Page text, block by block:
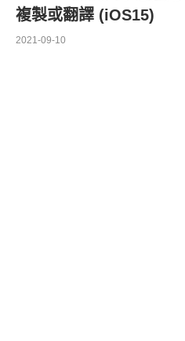
複製或翻譯 (iOS15)
2021-09-10